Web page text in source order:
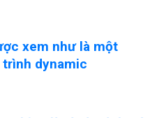
xem như là một
dynamic